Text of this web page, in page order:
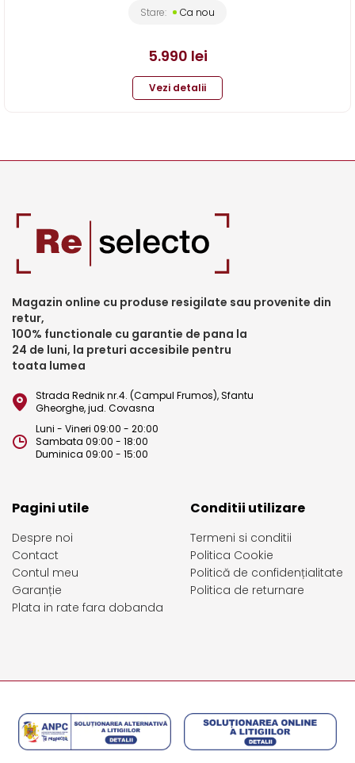
Stare: Ca nou
5.990 lei
Vezi detalii
Magazin online cu produse resigilate sau provenite din
retur,
100% functionale cu garantie de pana la
24 de luni, la preturi accesibile pentru
toata lumea
Strada Rednik nr.4. (Campul Frumos), Sfantu
Gheorghe, jud. Covasna
Luni - Vineri 09:00 - 20:00
Sambata 09:00 - 18:00
Duminica 09:00 - 15:00
Pagini utile
Despre noi
Contact
Contul meu
Garanție
Plata in rate fara dobanda
Conditii utilizare
Termeni si conditii
Politica Cookie
Politică de confidențialitate
Politica de returnare